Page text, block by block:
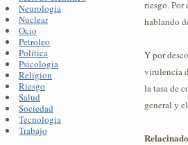
Neurologia
Nuclear
Ocio
Petroleo
Política
Psicologia
Religion
Riesgo
Salud
Sociedad
Tecnologia
Trabajo
riesgo. Por
hablando
Y por
virulencia
la tasa de
general y
Relacinado